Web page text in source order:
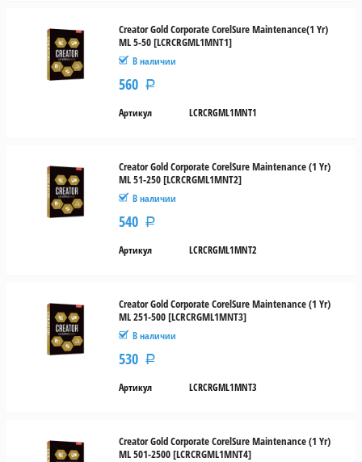
Creator Gold Corporate CorelSure Maintenance(1 Yr)
ML 5-50 [LCRCRGML1MNT1]
В наличии
560 Р
Артикул LCRCRGML1MNT1
Creator Gold Corporate CorelSure Maintenance (1 Yr)
ML 51-250 [LCRCRGML1MNT2]
В наличии
540 Р
Артикул LCRCRGML1MNT2
Creator Gold Corporate CorelSure Maintenance (1 Yr)
ML 251-500 [LCRCRGML1MNT3]
В наличии
530 Р
Артикул LCRCRGML1MNT3
Creator Gold Corporate CorelSure Maintenance (1 Yr)
ML 501-2500 [LCRCRGML1MNT4]